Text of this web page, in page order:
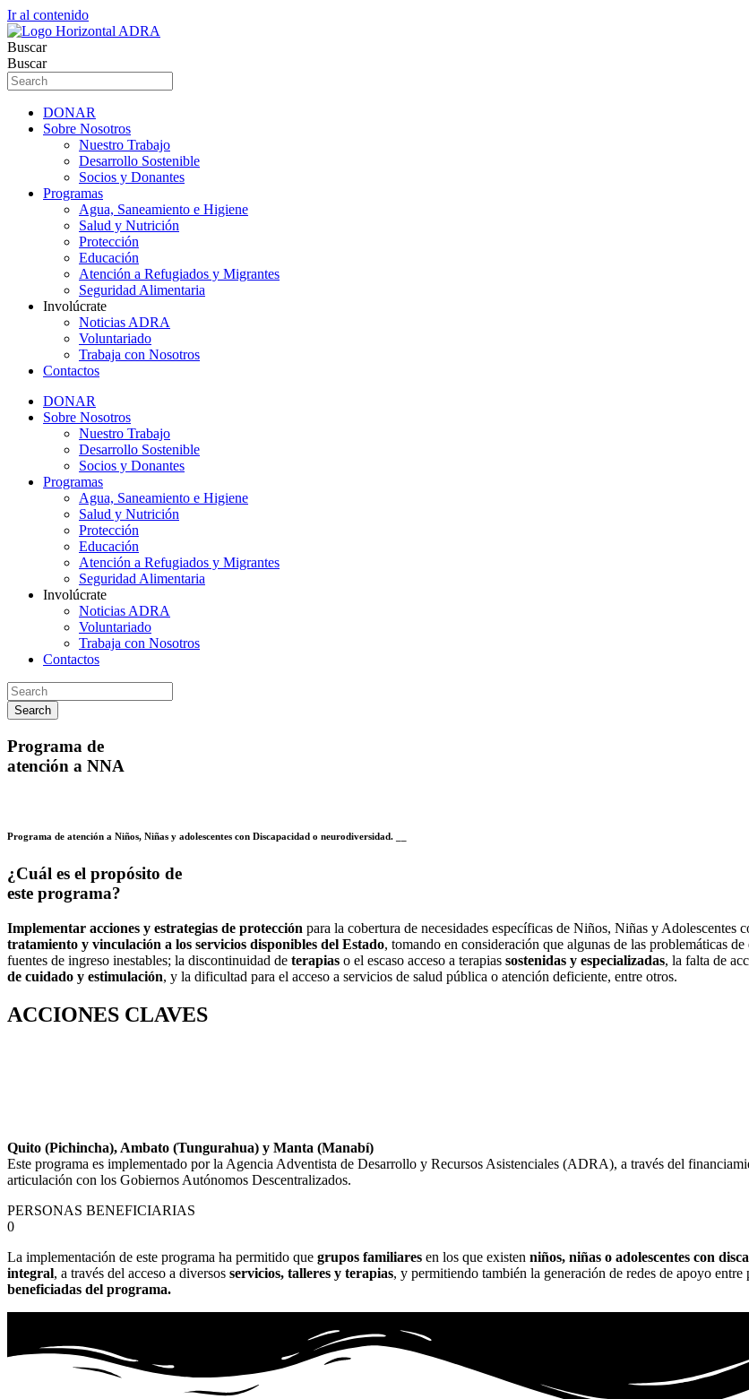
Ir al contenido
Buscar
Buscar
DONAR
Sobre Nosotros
Nuestro Trabajo
Desarrollo Sostenible
Socios y Donantes
Programas
Agua, Saneamiento e Higiene
Salud y Nutrición
Protección
Educación
Atención a Refugiados y Migrantes
Seguridad Alimentaria
Involúcrate
Noticias ADRA
Voluntariado
Trabaja con Nosotros
Contactos
DONAR
Sobre Nosotros
Nuestro Trabajo
Desarrollo Sostenible
Socios y Donantes
Programas
Agua, Saneamiento e Higiene
Salud y Nutrición
Protección
Educación
Atención a Refugiados y Migrantes
Seguridad Alimentaria
Involúcrate
Noticias ADRA
Voluntariado
Trabaja con Nosotros
Contactos
Search
Programa de
atención a NNA
Programa de atención a Niños, Niñas y adolescentes con Discapacidad o neurodiversidad. __
¿Cuál es el propósito de
este programa?
Implementar acciones y estrategias de protección para la cobertura de necesidades específicas de Niños, Niñas y Adolescentes
tratamiento y vinculación a los servicios disponibles del Estado, tomando en consideración que algunas de las problemáticas
fuentes de ingreso inestables; la discontinuidad de terapias o el escaso acceso a terapias sostenidas y especializadas, la falta de
de cuidado y estimulación, y la dificultad para el acceso a servicios de salud pública o atención deficiente, entre otros.
ACCIONES CLAVES
Quito (Pichincha), Ambato (Tungurahua) y Manta (Manabí)
Este programa es implementado por la Agencia Adventista de Desarrollo y Recursos Asistenciales (ADRA), a través del
articulación con los Gobiernos Autónomos Descentralizados.
PERSONAS BENEFICIARIAS
0
La implementación de este programa ha permitido que grupos familiares en los que existen niños, niñas o adolescentes con
integral, a través del acceso a diversos servicios, talleres y terapias, y permitiendo también la generación de redes de apoyo
beneficiadas del programa.